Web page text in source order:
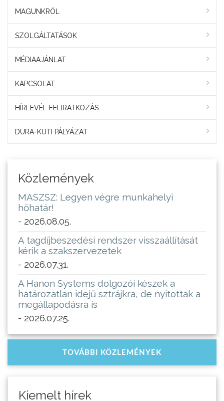
MAGUNKRÓL
SZOLGÁLTATÁSOK
MÉDIAAJÁNLAT
KAPCSOLAT
HÍRLEVÉL FELIRATKOZÁS
DURA-KUTI PÁLYÁZAT
Közlemények
MASZSZ: Legyen végre munkahelyi
hőhatár!
- 2026.08.05.
A tagdíjbeszedési rendszer visszaállítását
kérik a szakszervezetek
- 2026.07.31.
A Hanon Systems dolgozói készek a
határozatlan idejű sztrájkra, de nyitottak a
megállapodásra is
- 2026.07.25.
TOVÁBBI KÖZLEMÉNYEK
Kiemelt hírek